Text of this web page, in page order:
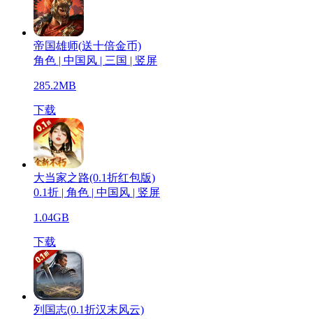
帝国雄师(送十倍金币)
角色 | 中国风 | 三国 | 竖屏
285.2MB
下载
大当家之路(0.1折红包版)
0.1折 | 角色 | 中国风 | 竖屏
1.04GB
下载
列国志(0.1折汉末风云)